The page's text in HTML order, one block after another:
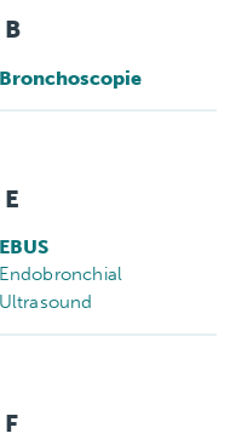
B
Bronchoscopie
E
EBUS
Endobronchial
Ultrasound
F